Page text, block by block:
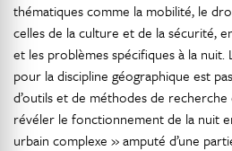
thématiques comme la mobilité, le
celles de la culture et de la sécurité,
et les problèmes spécifiques à la
pour la discipline géographique est
d’outils et de méthodes de
révéler le fonctionnement de la nuit
urbain complexe » amputé d’une